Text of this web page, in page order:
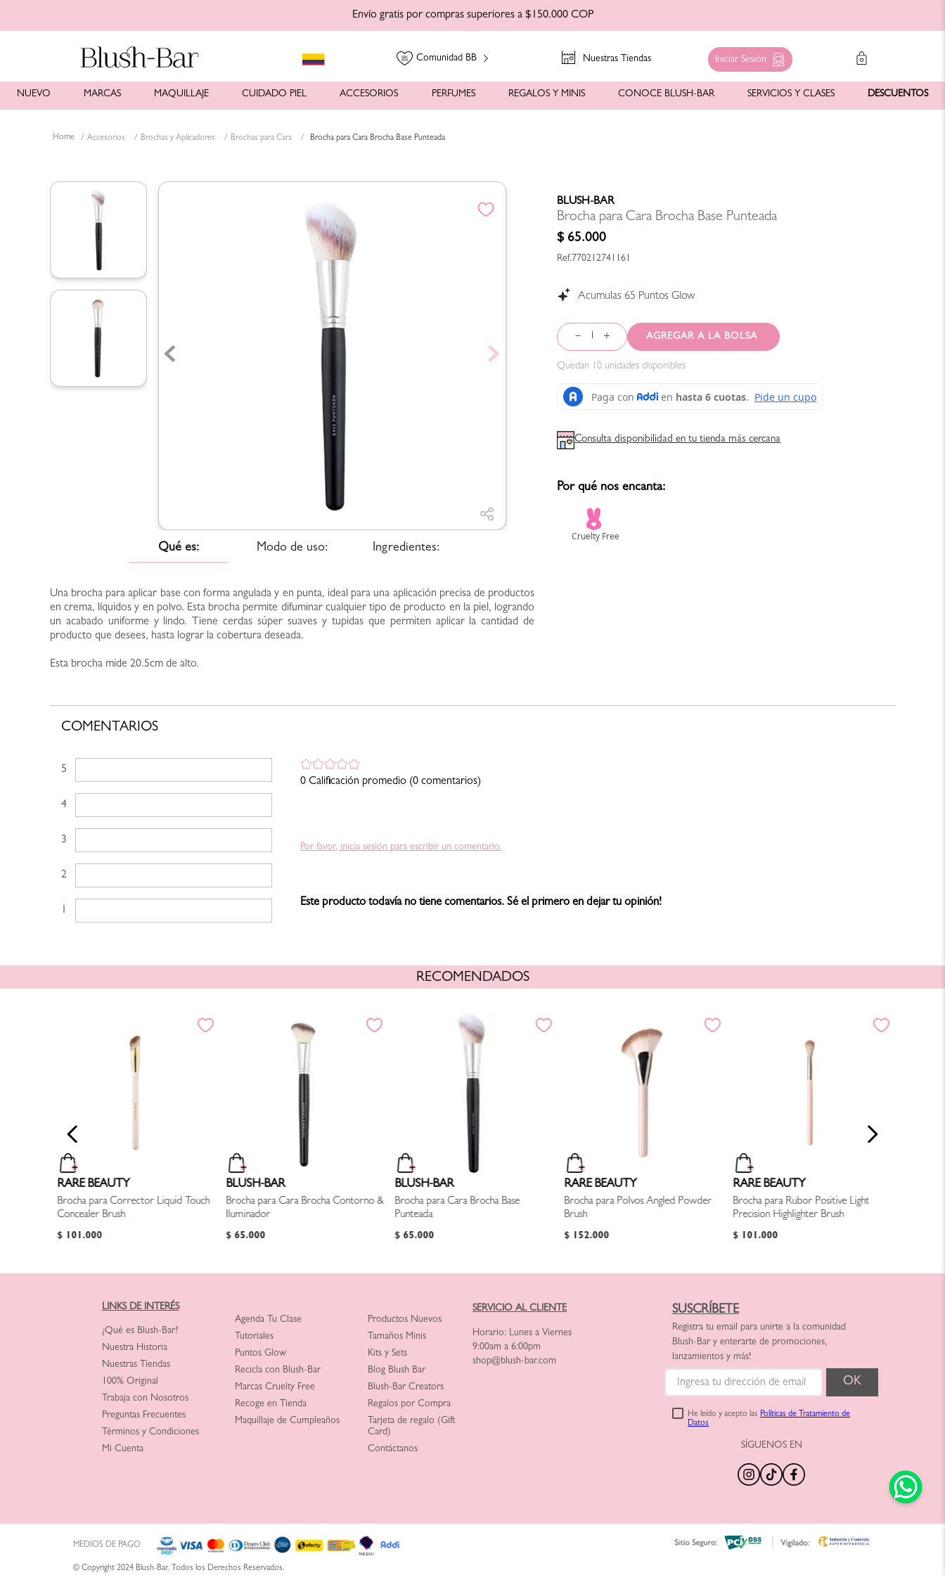
Envío gratis por compras superiores a $150.000 COP
Comunidad BB Nuestras Tiendas Iniciar Sesión
NUEVO MARCAS MAQUILLAJE CUIDADO PIEL ACCESORIOS PERFUMES REGALOS Y MINIS CONOCE BLUSH-BAR SERVICIOS Y CLASES DESCUENTOS
Accesorios Brochas y Aplicadores Brochas para Cara Brocha para Cara Brocha Base Punteada
Qué es: Modo de uso: Ingredientes:
Una brocha para aplicar base con forma angulada y en punta, ideal para una aplicación precisa de productos
en crema, líquidos y en polvo. Esta brocha permite difuminar cualquier tipo de producto en la piel, logrando
un acabado uniforme y lindo. Tiene cerdas súper suaves y tupidas que permiten aplicar la cantidad de
producto que desees, hasta lograr la cobertura deseada.
Esta brocha mide 20.5cm de alto.
BLUSH-BAR
Brocha para Cara Brocha Base Punteada
$ 65.000
770212741161
Acumulas 65 Puntos Glow
＋
－
Quedan 10 unidades disponibles
Consulta disponibilidad en tu tienda más cercana
Por qué nos encanta:
COMENTARIOS
0 Calificación promedio (0 comentarios)
5 estrellas
4 estrellas
3 estrellas
2 estrellas
1 estrella
Por favor, inicia sesión para escribir un comentario.
Este producto todavía no tiene comentarios. Sé el primero en dejar tu opinión!
RECOMENDADOS
RARE BEAUTY
Brocha para Corrector Liquid Touch
Concealer Brush
$ 101 .000
BLUSH-BAR
Brocha para Cara Brocha Contorno &
Iluminador
$ 65.000
BLUSH-BAR
Brocha para Cara Brocha Base
Punteada
$ 65.000
RARE BEAUTY
Brocha para Polvos Angled Powder
Brush
$ 152.000
RARE BEAUTY
Brocha para Rubor Positive Light
Precision Highlighter Brush
$ 101 .000
LINKS DE INTERÉS
¿Qué es Blush-Bar?
Nuestra Historia
Nuestras Tiendas
100% Original
Trabaja con Nosotros
Preguntas Frecuentes
Términos y Condiciones
Mi Cuenta
Agenda Tu Clase
Tutoriales
Puntos Glow
Recicla con Blush-Bar
Marcas Cruelty Free
Recoge en Tienda
Maquillaje de Cumpleaños
Productos Nuevos
Tamaños Minis
Kits y Sets
Blog Blush Bar
Blush-Bar Creators
Regalos por Compra
Tarjeta de regalo (Gift
Card)
Contáctanos
SERVICIO AL CLIENTE
Horario: Lunes a Viernes
9:00am a 6:00pm
shop@blush-bar.com
SUSCRÍBETE
Registra tu email para unirte a la comunidad
Blush-Bar y enterarte de promociones,
lanzamientos y más!
He leído y acepto las Políticas de Tratamiento de
Datos
SÍGUENOS EN
MEDIOS DE PAGO
© Copyright 2024 Blush-Bar. Todos los Derechos Reservados.